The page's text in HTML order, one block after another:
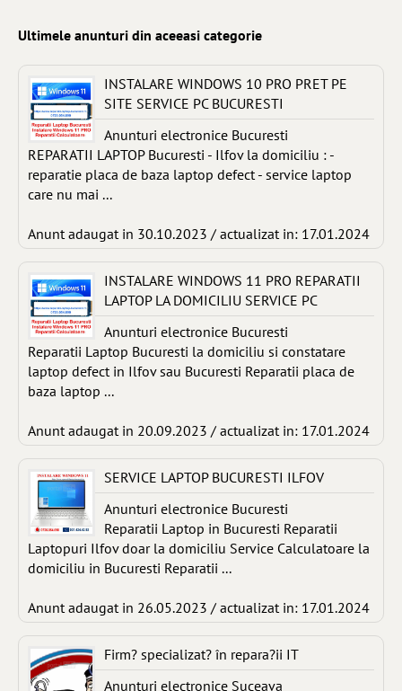
Ultimele anunturi din aceeasi categorie
INSTALARE WINDOWS 10 PRO PRET PE
SITE SERVICE PC BUCURESTI
Anunturi electronice Bucuresti
REPARATII LAPTOP Bucuresti - Ilfov la domiciliu : -
reparatie placa de baza laptop defect - service laptop
care nu mai ...
Anunt adaugat in 30.10.2023 / actualizat in: 17.01.2024
INSTALARE WINDOWS 11 PRO REPARATII
LAPTOP LA DOMICILIU SERVICE PC
Anunturi electronice Bucuresti
Reparatii Laptop Bucuresti la domiciliu si constatare
laptop defect in Ilfov sau Bucuresti Reparatii placa de
baza laptop ...
Anunt adaugat in 20.09.2023 / actualizat in: 17.01.2024
SERVICE LAPTOP BUCURESTI ILFOV
Anunturi electronice Bucuresti
Reparatii Laptop in Bucuresti Reparatii
Laptopuri Ilfov doar la domiciliu Service Calculatoare la
domiciliu in Bucuresti Reparatii ...
Anunt adaugat in 26.05.2023 / actualizat in: 17.01.2024
Firm? specializat? în repara?ii IT
Anunturi electronice Suceava